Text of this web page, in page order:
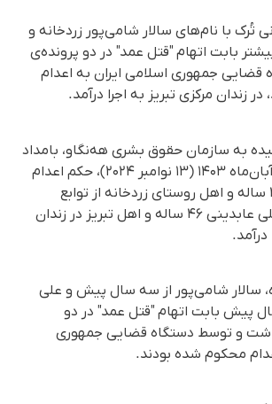
تُرک با نام‌های سالار شامی‌پور زردخانه و
بابت اتهام "قتل عمد" در دو پرونده‌ی
قضایی جمهوری اسلامی ایران به اعدام
زندان مرکزی تبریز به اجرا درآمد.
به سازمان حقوق بشری هه‌نگاو، بامداد
روز چهارشنبه ۲۳ آبان‌ماه ۱۴۰۳ (۱۳ نوامبر ۲۰۲۴)، حکم اعدام
سالار شامی‌پور ۴۴ ساله و اهل روستای زردخانه از توابع
شهرستان اهر، و علی عابدینی ۴۶ ساله و اهل تبریز در زندان
درآمد.
سالار شامی‌پور از سه سال پیش و علی
پیش بابت اتهام "قتل عمد" در دو
و توسط دستگاه قضایی جمهوری
محکوم شده بودند.